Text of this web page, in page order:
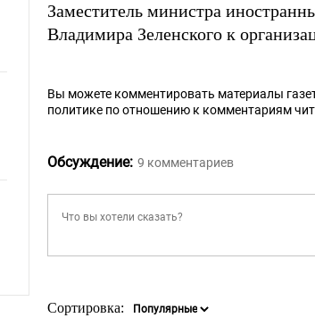
Заместитель министра
Владимира Зеленского к
Вы можете комментировать материалы
политике по отношению к комментариям
Обсуждение: 9 комментариев
Сортировка: